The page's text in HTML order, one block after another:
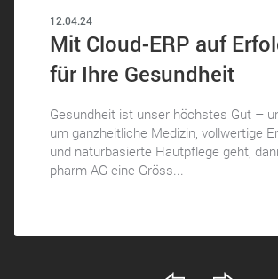
12.04.24
Mit Cloud-ERP auf
für Ihre Gesundheit
Gesundheit ist unser höchstes Gut –
um ganzheitliche Medizin, vollwertige
und naturbasierte Hautpflege geht,
pharm AG eine Gröss...